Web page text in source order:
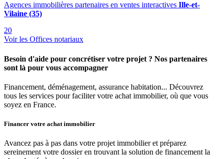
Agences immobilières partenaires en ventes interactives Ille-et-
Vilaine (35)
20
Voir les Offices notariaux
Besoin d'aide pour concrétiser votre projet ? Nos partenaires
sont là pour vous accompagner
Financement, déménagement, assurance habitation... Découvrez
tous les services pour faciliter votre achat immobilier, où que vous
soyez en France.
Financer votre achat immobilier
Avancez pas à pas dans votre projet immobilier et préparez
sereinement votre dossier en trouvant la solution de financement la